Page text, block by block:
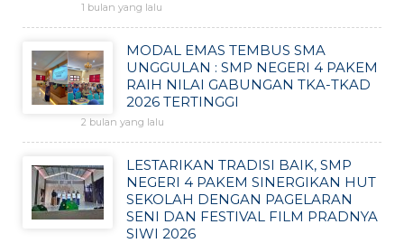
1 bulan yang lalu
MODAL EMAS TEMBUS SMA
UNGGULAN : SMP NEGERI 4 PAKEM
RAIH NILAI GABUNGAN TKA-TKAD
2026 TERTINGGI
2 bulan yang lalu
LESTARIKAN TRADISI BAIK, SMP
NEGERI 4 PAKEM SINERGIKAN HUT
SEKOLAH DENGAN PAGELARAN
SENI DAN FESTIVAL FILM PRADNYA
SIWI 2026